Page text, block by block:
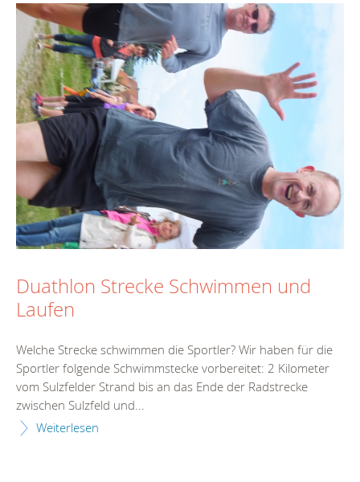
Duathlon Strecke Schwimmen und
Laufen
Welche Strecke schwimmen die Sportler? Wir haben für die
Sportler folgende Schwimmstecke vorbereitet: 2 Kilometer
vom Sulzfelder Strand bis an das Ende der Radstrecke
zwischen Sulzfeld und...
Weiterlesen